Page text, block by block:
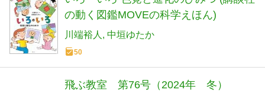
の動く図鑑MOVEの科学えほん)
川端裕人 中垣ゆたか
50
飛ぶ教室 第76号（2024年 冬）